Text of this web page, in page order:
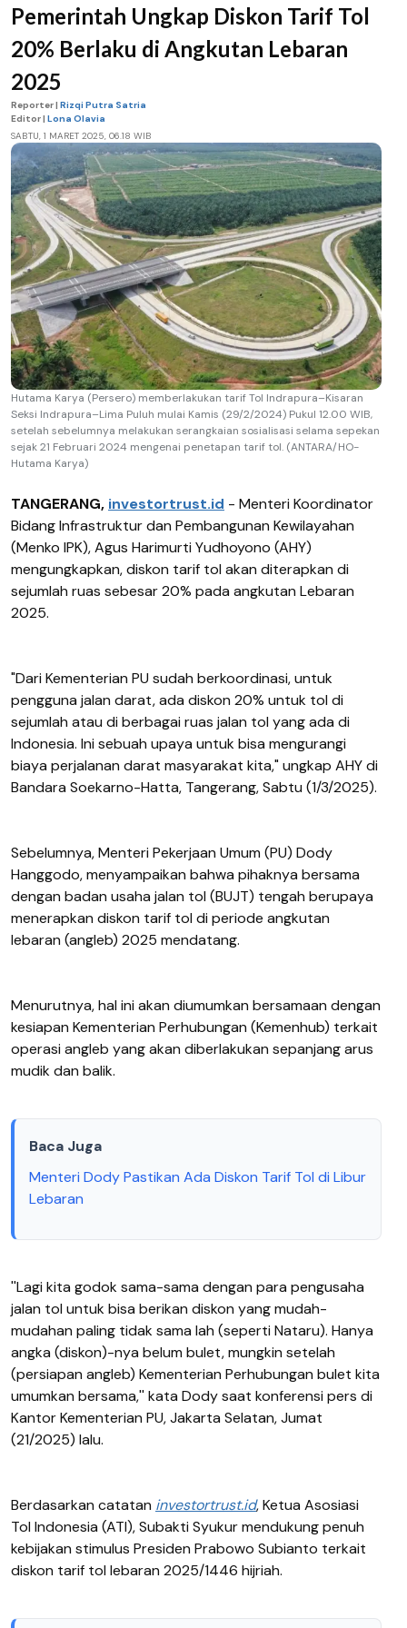
Pemerintah Ungkap Diskon Tarif Tol
20% Berlaku di Angkutan Lebaran
2025
Reporter | Rizqi Putra Satria
Editor | Lona Olavia
SABTU, 1 MARET 2025, 06.18 WIB
Hutama Karya (Persero) memberlakukan tarif Tol Indrapura–Kisaran
Seksi Indrapura–Lima Puluh mulai Kamis (29/2/2024) Pukul 12.00 WIB,
setelah sebelumnya melakukan serangkaian sosialisasi selama sepekan
sejak 21 Februari 2024 mengenai penetapan tarif tol. (ANTARA/HO-
Hutama Karya)
TANGERANG, investortrust.id - Menteri Koordinator
Bidang Infrastruktur dan Pembangunan Kewilayahan
(Menko IPK), Agus Harimurti Yudhoyono (AHY)
mengungkapkan, diskon tarif tol akan diterapkan di
sejumlah ruas sebesar 20% pada angkutan Lebaran
2025.
"Dari Kementerian PU sudah berkoordinasi, untuk
pengguna jalan darat, ada diskon 20% untuk tol di
sejumlah atau di berbagai ruas jalan tol yang ada di
Indonesia. Ini sebuah upaya untuk bisa mengurangi
biaya perjalanan darat masyarakat kita," ungkap AHY di
Bandara Soekarno-Hatta, Tangerang, Sabtu (1/3/2025).
Sebelumnya, Menteri Pekerjaan Umum (PU) Dody
Hanggodo, menyampaikan bahwa pihaknya bersama
dengan badan usaha jalan tol (BUJT) tengah berupaya
menerapkan diskon tarif tol di periode angkutan
lebaran (angleb) 2025 mendatang.
Menurutnya, hal ini akan diumumkan bersamaan dengan
kesiapan Kementerian Perhubungan (Kemenhub) terkait
operasi angleb yang akan diberlakukan sepanjang arus
mudik dan balik.
Baca Juga
Menteri Dody Pastikan Ada Diskon Tarif Tol di Libur
Lebaran
''Lagi kita godok sama-sama dengan para pengusaha
jalan tol untuk bisa berikan diskon yang mudah-
mudahan paling tidak sama lah (seperti Nataru). Hanya
angka (diskon)-nya belum bulet, mungkin setelah
(persiapan angleb) Kementerian Perhubungan bulet kita
umumkan bersama,'' kata Dody saat konferensi pers di
Kantor Kementerian PU, Jakarta Selatan, Jumat
(21/2025) lalu.
Berdasarkan catatan investortrust.id, Ketua Asosiasi
Tol Indonesia (ATI), Subakti Syukur mendukung penuh
kebijakan stimulus Presiden Prabowo Subianto terkait
diskon tarif tol lebaran 2025/1446 hijriah.